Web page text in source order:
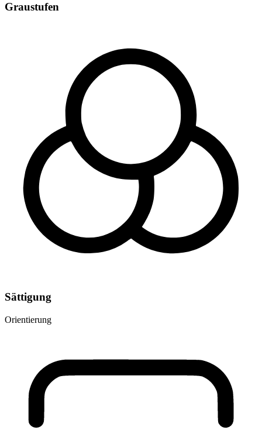
Graustufen
Sättigung
Orientierung